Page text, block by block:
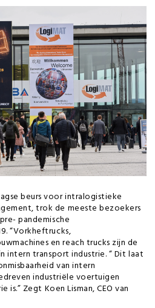
beurs voor intralogistieke
trok de meeste bezoekers
pandemische
“Vorkheftrucks,
en reach trucks zijn de
intern transport industrie. “ Dit laat
van intern
industriële voertuigen
Zegt Koen Lisman, CEO van